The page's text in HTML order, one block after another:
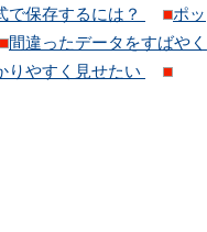
で保存するには？
ポッ
間違ったデータをすばやく
りやすく見せたい